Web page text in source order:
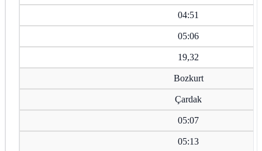
04:51
05:06
19,32
Bozkurt
Çardak
05:07
05:13